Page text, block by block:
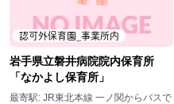
認可外保育園_事業所内
岩手県立磐井病院院内保育所
「なかよし保育所」
最寄駅: JR東北本線 一ノ関からバスで